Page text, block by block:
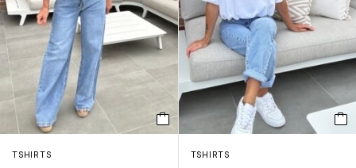
TSHIRTS TSHIRTS